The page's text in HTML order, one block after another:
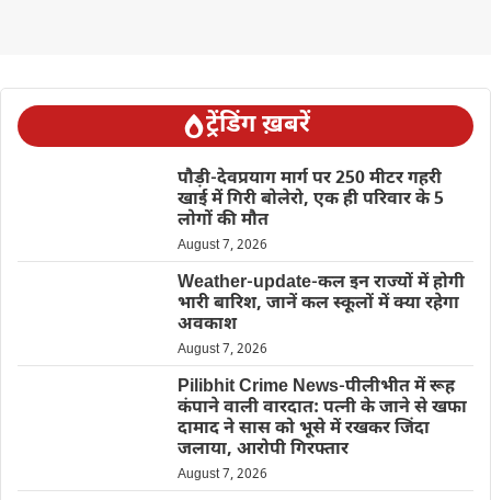
ट्रेंडिंग ख़बरें
पौड़ी-देवप्रयाग मार्ग पर 250 मीटर गहरी
खाई में गिरी बोलेरो, एक ही परिवार के 5
लोगों की मौत
August 7, 2026
Weather-update-कल इन राज्यों में होगी
भारी बारिश, जानें कल स्कूलों में क्या रहेगा
अवकाश
August 7, 2026
Pilibhit Crime News-पीलीभीत में रूह
कंपाने वाली वारदात: पत्नी के जाने से खफा
दामाद ने सास को भूसे में रखकर जिंदा
जलाया, आरोपी गिरफ्तार
August 7, 2026